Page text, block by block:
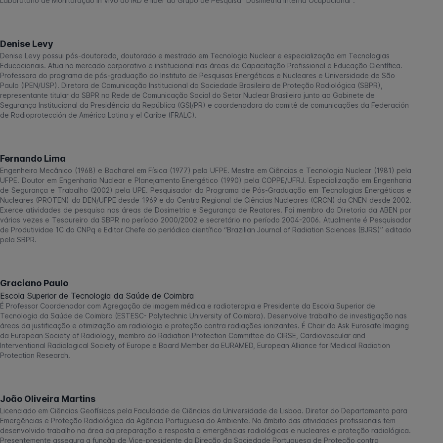
Denise Levy
Denise Levy possui pós-doutorado, doutorado e mestrado em Tecnologia Nuclear e especialização em Tecnologias
Educacionais. Atua no mercado corporativo e institucional nas áreas de Capacitação Profissional e Educação Científica.
Professora do programa de pós-graduação do Instituto de Pesquisas Energéticas e Nucleares e Universidade de São
Paulo (IPEN/USP). Diretora de Comunicação Institucional da Sociedade Brasileira de Proteção Radiológica (SBPR),
representante titular da SBPR na Rede de Comunicação Social do Setor Nuclear Brasileiro junto ao Gabinete de
Segurança Institucional da Presidência da República (GSI/PR) e coordenadora do comitê de comunicações da Federación
de Radioprotección de América Latina y el Caribe (FRALC).
Fernando Lima
Engenheiro Mecânico (1968) e Bacharel em Física (1977) pela UFPE. Mestre em Ciências e Tecnologia Nuclear (1981) pela
UFPE. Doutor em Engenharia Nuclear e Planejamento Energético (1990) pela COPPE/UFRJ. Especialização em Engenharia
de Segurança e Trabalho (2002) pela UPE. Pesquisador do Programa de Pós-Graduação em Tecnologias Energéticas e
Nucleares (PROTEN) do DEN/UFPE desde 1969 e do Centro Regional de Ciências Nucleares (CRCN) da CNEN desde 2002.
Exerce atividades de pesquisa nas áreas de Dosimetria e Segurança de Reatores. Foi membro da Diretoria da ABEN por
várias vezes e Tesoureiro da SBPR no período 2000/2002 e secretário no período 2004-2006. Atualmente é Pesquisador
de Produtividae 1C do CNPq e Editor Chefe do periódico científico “Brazilian Journal of Radiation Sciences (BJRS)” editado
pela SBPR.
Graciano Paulo
Escola Superior de Tecnologia da Saúde de Coimbra
É Professor Coordenador com Agregação de imagem médica e radioterapia e Presidente da Escola Superior de
Tecnologia da Saúde de Coimbra (ESTESC- Polytechnic University of Coimbra). Desenvolve trabalho de investigação nas
áreas da justificação e otimização em radiologia e proteção contra radiações ionizantes. É Chair do Ask Eurosafe Imaging
da European Society of Radiology, membro do Radiation Protection Committee do CIRSE, Cardiovascular and
Interventional Radiological Society of Europe e Board Member da EURAMED, European Alliance for Medical Radiation
Protection Research.
João Oliveira Martins
Licenciado em Ciências Geofísicas pela Faculdade de Ciências da Universidade de Lisboa. Diretor do Departamento para
Emergências e Proteção Radiológica da Agência Portuguesa do Ambiente. No âmbito das atividades profissionais tem
desenvolvido trabalho na área da preparação e resposta a emergências radiológicas e nucleares e proteção radiológica.
Presentemente assegura a função de Vice-presidente da Direção da Sociedade Portuguesa de Proteção contra